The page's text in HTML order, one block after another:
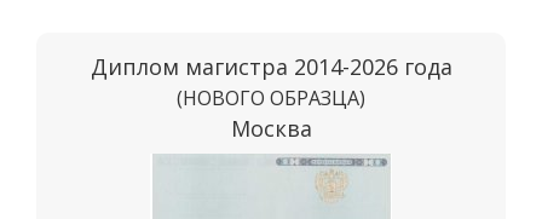
Диплом магистра 2014-2026 года
(НОВОГО ОБРАЗЦА)
Москва